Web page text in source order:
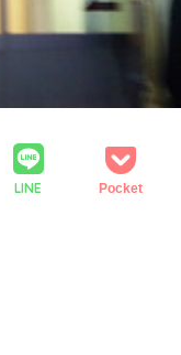
LINE Pocket